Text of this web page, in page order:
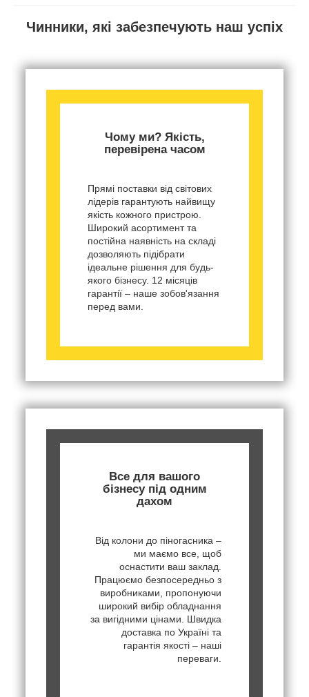
Чинники, які забезпечують наш успіх
Чому ми? Якість,
перевірена часом
Прямі поставки від світових
лідерів гарантують найвищу
якість кожного пристрою.
Широкий асортимент та
постійна наявність на складі
дозволяють підібрати
ідеальне рішення для будь-
якого бізнесу. 12 місяців
гарантії – наше зобов'язання
перед вами.
Все для вашого
бізнесу під одним
дахом
Від колони до піногасника –
ми маємо все, щоб
оснастити ваш заклад.
Працюємо безпосередньо з
виробниками, пропонуючи
широкий вибір обладнання
за вигідними цінами. Швидка
доставка по Україні та
гарантія якості – наші
переваги.